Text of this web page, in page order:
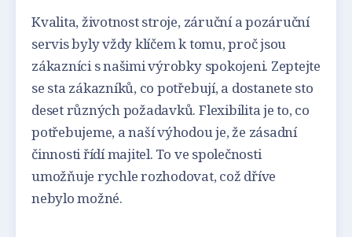
Kvalita, životnost stroje, záruční a pozáruční
servis byly vždy klíčem k tomu, proč jsou
zákazníci s našimi výrobky spokojeni. Zeptejte
se sta zákazníků, co potřebují, a dostanete sto
deset různých požadavků. Flexibilita je to, co
potřebujeme, a naší výhodou je, že zásadní
činnosti řídí majitel. To ve společnosti
umožňuje rychle rozhodovat, což dříve
nebylo možné.